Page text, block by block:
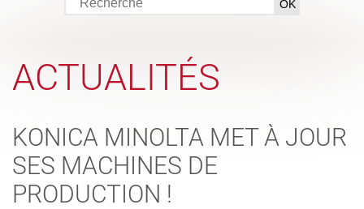
ACTUALITÉS
KONICA MINOLTA MET À JOUR
SES MACHINES DE
PRODUCTION !